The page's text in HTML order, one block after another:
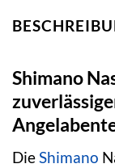
Shimano
DieShimano